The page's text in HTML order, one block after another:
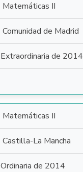
Matemáticas II
Comunidad de Madrid
Extraordinaria de 2014
Matemáticas II
Castilla-La Mancha
Ordinaria de 2014